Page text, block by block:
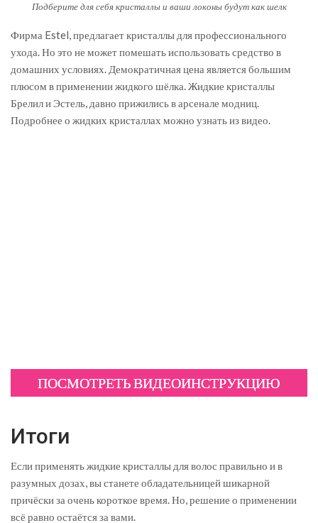
Подберите для себя кристаллы и ваши локоны будут как шелк
Фирма Estel, предлагает кристаллы для профессионального
ухода. Но это не может помешать использовать средство в
домашних условиях. Демократичная цена является большим
плюсом в применении жидкого шёлка. Жидкие кристаллы
Брелил и Эстель, давно прижились в арсенале модниц.
Подробнее о жидких кристаллах можно узнать из видео.
ПОСМОТРЕТЬ ВИДЕОИНСТРУКЦИЮ
Итоги
Если применять жидкие кристаллы для волос правильно и в
разумных дозах, вы станете обладательницей шикарной
причёски за очень короткое время. Но, решение о применении
всё равно остаётся за вами.